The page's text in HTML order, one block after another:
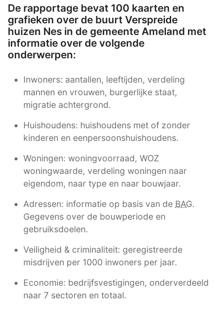
De rapportage bevat 100 kaarten en
grafieken over de buurt Verspreide
huizen Nes in de gemeente Ameland met
informatie over de volgende
onderwerpen:
Inwoners: aantallen, leeftijden, verdeling
mannen en vrouwen, burgerlijke staat,
migratie achtergrond.
Huishoudens: huishoudens met of zonder
kinderen en eenpersoonshuishoudens.
Woningen: woningvoorraad, WOZ
woningwaarde, verdeling woningen naar
eigendom, naar type en naar bouwjaar.
Adressen: informatie op basis van de BAG.
Gegevens over de bouwperiode en
gebruiksdoelen.
Veiligheid & criminaliteit: geregistreerde
misdrijven per 1000 inwoners per jaar.
Economie: bedrijfsvestigingen, onderverdeeld
naar 7 sectoren en totaal.